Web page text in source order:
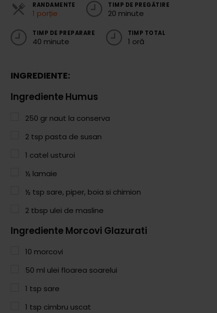
Prăjituri
Conserve
Sirop / Compot
Sosuri și Condimente
Garnituri
Pâine
Paste & Risotto
Patiserie
Aluaturi Dulci
Aluaturi Sărate
Pizza
Rețete cu Carne
Rețete Vegetariene
Salate
RANDAMENTE
1 porție
TIMP DE PREGĂTIRE
20 minute
TIMP DE PREPARARE
40 minute
TIMP TOTAL
1 oră
INGREDIENTE:
Ingrediente Humus
250 gr naut la conserva
2 tsp pasta de susan
1 catel usturoi
½ lamaie
½ tsp sare, piper, boia si chimion
2 tbsp ulei de masline
Ingrediente Morcovi Glazurati
10 morcovi
50 ml ulei floarea soarelui
1 tsp sare
1 tsp cimbru uscat